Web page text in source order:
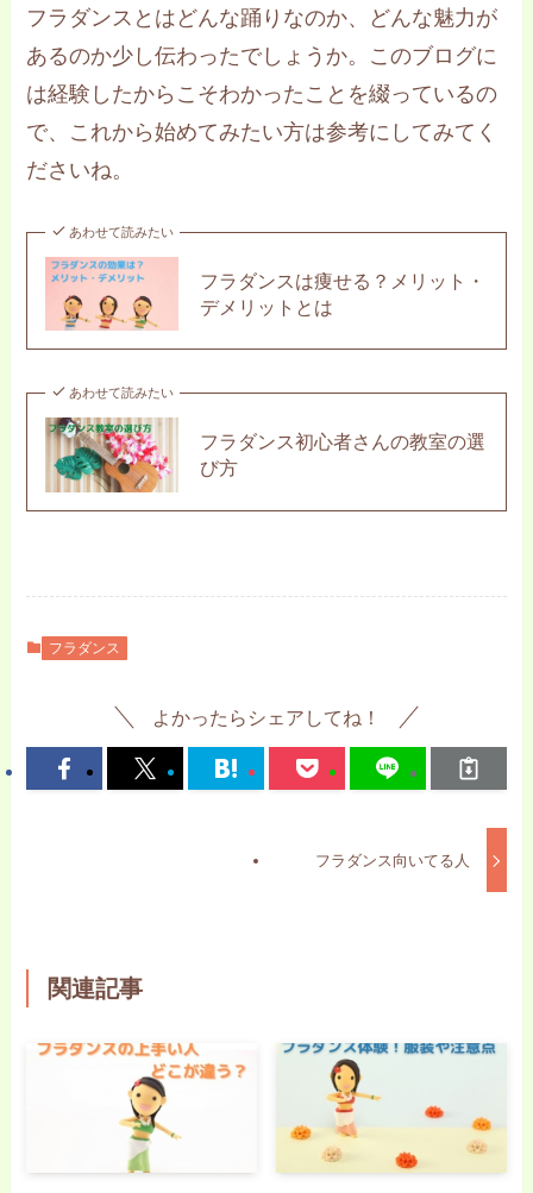
フラダンスとはどんな踊りなのか、どんな魅力が
あるのか少し伝わったでしょうか。このブログに
は経験したからこそわかったことを綴っているの
で、これから始めてみたい方は参考にしてみてく
ださいね。
あわせて読みたい
フラダンスは痩せる？メリット・
デメリットとは
あわせて読みたい
フラダンス初心者さんの教室の選
び方
フラダンス
よかったらシェアしてね！
フラダンス向いてる人
関連記事